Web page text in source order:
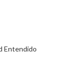
Entendido